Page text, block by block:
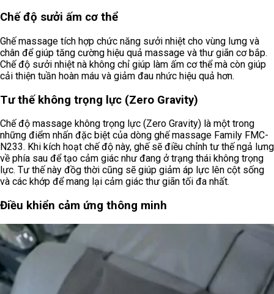
Chế độ sưởi ấm cơ thể
Ghế massage tích hợp chức năng sưởi nhiệt cho vùng lưng và
chân để giúp tăng cường hiệu quả massage và thư giãn cơ bắp.
Chế độ sưởi nhiệt nà không chỉ giúp làm ấm cơ thể mà còn giúp
cải thiện tuần hoàn máu và giảm đau nhức hiệu quả hơn.
Tư thế không trọng lực (Zero Gravity)
Chế độ massage không trọng lực (Zero Gravity) là một trong
những điểm nhấn đặc biệt của dòng ghế massage Family FMC-
N233. Khi kích hoạt chế độ này, ghế sẽ điều chỉnh tư thế ngả lưng
về phía sau để tạo cảm giác như đang ở trạng thái không trọng
lực. Tư thế này đồg thời cũng sẽ giúp giảm áp lực lên cột sống
và các khớp để mang lại cảm giác thư giãn tối đa nhất.
Điều khiển cảm ứng thông minh